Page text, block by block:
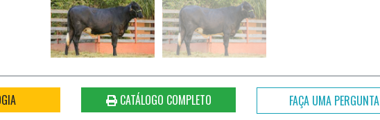
CATÁLOGO COMPLETO FAÇA UMA PERGUNTA